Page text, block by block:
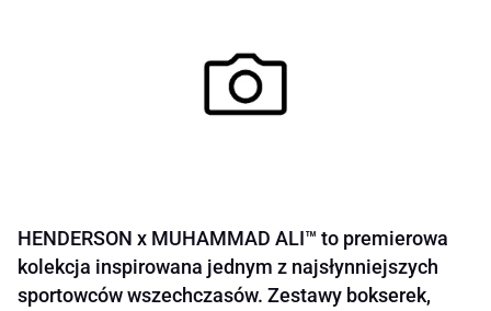
HENDERSON x MUHAMMAD ALI™ to premierowa
kolekcja inspirowana jednym z najsłynniejszych
sportowców wszechczasów. Zestawy bokserek,